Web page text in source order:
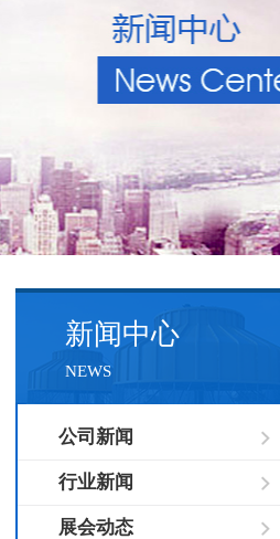
新闻中心
NEWS
公司新闻
行业新闻
展会动态